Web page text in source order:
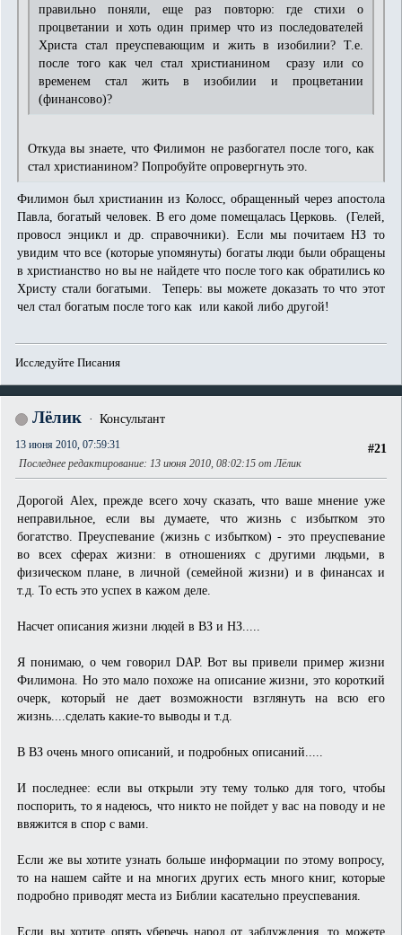
правильно поняли, еще раз повторю: где стихи о
процветании и хоть один пример что из последователей
Христа стал преуспевающим и жить в изобилии? Т.е.
после того как чел стал христианином сразу или со
временем стал жить в изобилии и процветании
(финансово)?
Откуда вы знаете, что Филимон не разбогател после того, как
стал христианином? Попробуйте опровергнуть это.
Филимон был христианин из Колосс, обращенный через апостола
Павла, богатый человек. В его доме помещалась Церковь. (Гелей,
провосл энцикл и др. справочники). Если мы почитаем НЗ то
увидим что все (которые упомянуты) богаты люди были обращены
в христианство но вы не найдете что после того как обратились ко
Христу стали богатыми. Теперь: вы можете доказать то что этот
чел стал богатым после того как или какой либо другой!
Исследуйте Писания
Лёлик Консультант
#21
13 июня 2010, 07:59:31
Последнее редактирование: 13 июня 2010, 08:02:15 от Лёлик
Дорогой Alex, прежде всего хочу сказать, что ваше мнение уже
неправильное, если вы думаете, что жизнь с избытком это
богатство. Преуспевание (жизнь с избытком) - это преуспевание
во всех сферах жизни: в отношениях с другими людьми, в
физическом плане, в личной (семейной жизни) и в финансах и
т.д. То есть это успех в кажом деле.
Насчет описания жизни людей в ВЗ и НЗ.....
Я понимаю, о чем говорил DAP. Вот вы привели пример жизни
Филимона. Но это мало похоже на описание жизни, это короткий
очерк, который не дает возможности взглянуть на всю его
жизнь....сделать какие-то выводы и т.д.
В ВЗ очень много описаний, и подробных описаний.....
И последнее: если вы открыли эту тему только для того, чтобы
поспорить, то я надеюсь, что никто не пойдет у вас на поводу и не
ввяжится в спор с вами.
Если же вы хотите узнать больше информации по этому вопросу,
то на нашем сайте и на многих других есть много книг, которые
подробно приводят места из Библии касательно преуспевания.
Если вы хотите опять уберечь народ от заблуждения, то можете